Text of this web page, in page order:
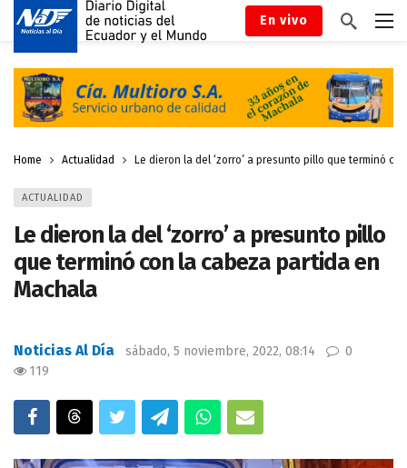
En vivo
Home Actualidad Le dieron la del ‘zorro’ a presunto pillo que terminó
ACTUALIDAD
Le dieron la del ‘zorro’ a presunto pillo
que terminó con la cabeza partida en
Machala
Noticias Al Día sábado, 5 noviembre, 2022, 08:14
0
119